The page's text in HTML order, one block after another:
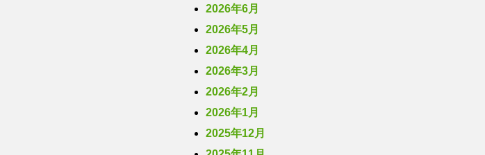
2026年6月
2026年5月
2026年4月
2026年3月
2026年2月
2026年1月
2025年12月